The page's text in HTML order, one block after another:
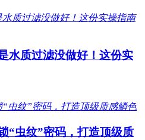
水质过滤没做好！这份实
“虫纹”密码，打造顶级质